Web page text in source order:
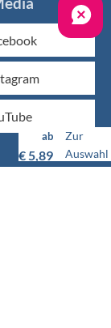
ab
€5,89
Zur
Auswahl